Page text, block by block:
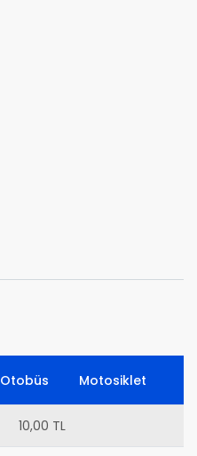
Otobüs Motosiklet
10,00 TL